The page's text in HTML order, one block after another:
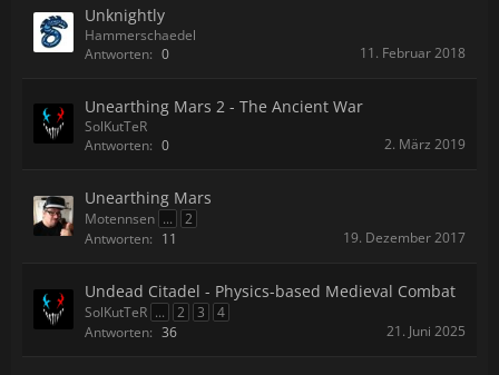
Unknightly
Hammerschaedel
Antworten: 0 11. Februar 2018
Unearthing Mars 2 - The Ancient War
SolKutTeR
Antworten: 0 2. März 2019
Unearthing Mars
Motennsen ...
2
Antworten: 11 19. Dezember 2017
Undead Citadel - Physics-based Medieval Combat
SolKutTeR ... 2 3
4
Antworten: 36 21. Juni 2025